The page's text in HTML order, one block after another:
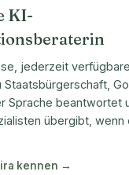
KI-
jederzeit
Staatsbürgerschaft,
Sprache beantwortet
übergibt, wenn
kennen →